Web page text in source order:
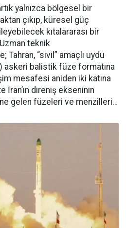
yalnızca bölgesel bir
çıkıp, küresel güç
kıtalararası bir
teknik
Tahran, “sivil” amaçlı uydu
askeri balistik füze formatına
mesafesi aniden iki katına
direniş ekseninin
gelen füzeleri ve menzilleri…